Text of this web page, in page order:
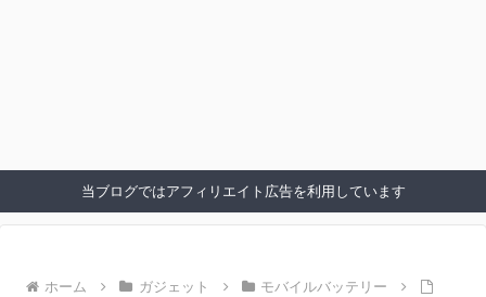
当ブログではアフィリエイト広告を利用しています
ホーム ガジェット
モバイルバッテリー